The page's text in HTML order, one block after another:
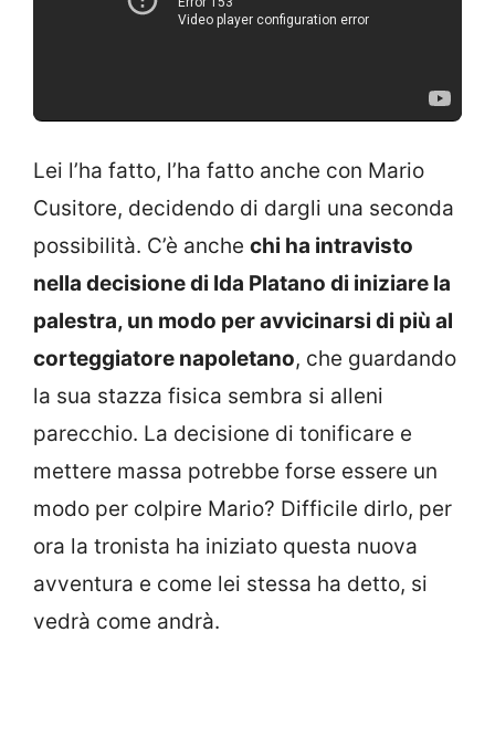
Lei l’ha fatto, l’ha fatto anche con Mario
Cusitore, decidendo di dargli una seconda
possibilità. C’è anche chi ha intravisto
nella decisione di Ida Platano di iniziare la
palestra, un modo per avvicinarsi di più al
corteggiatore napoletano, che guardando
la sua stazza fisica sembra si alleni
parecchio. La decisione di tonificare e
mettere massa potrebbe forse essere un
modo per colpire Mario? Difficile dirlo, per
ora la tronista ha iniziato questa nuova
avventura e come lei stessa ha detto, si
vedrà come andrà.